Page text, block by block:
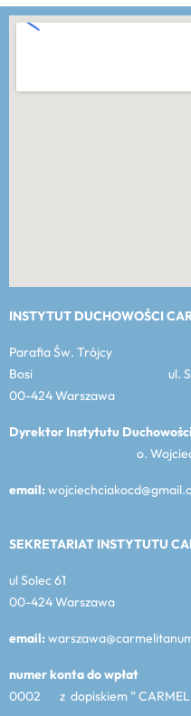
INSTYTUT DUCHOWOŚCI
Parafia Św. Trójcy
Bosi ul.
00-424 Warszawa
Dyrektor Instytutu
o. Wojciech
email:
SEKRETARIAT INSTYTUTU
ul Solec 61
00-424 Warszawa
email:
numer konta do
0002 z dopiskiem ”